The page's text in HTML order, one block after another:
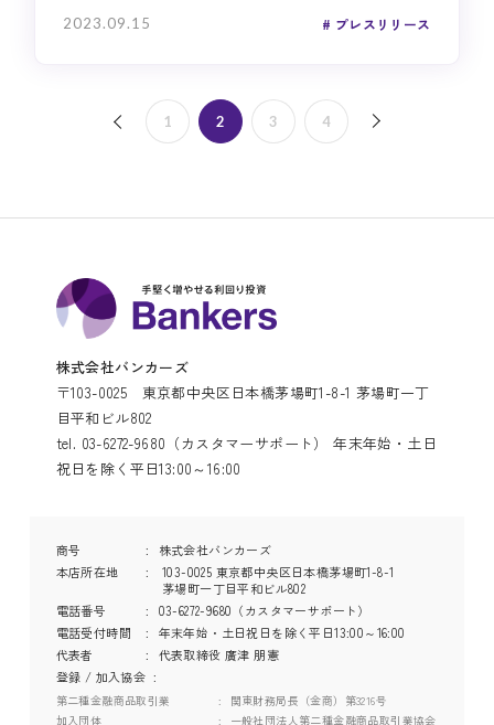
2023.09.15 プレスリリース
1 2 3 4
株式会社バンカーズ
〒103-0025 東京都中央区日本橋茅場町1-8-1 茅場町一丁
目平和ビル802
tel. 03-6272-9680（カスタマーサポート） 年末年始・土日
祝日を除く平日13:00～16:00
商号
株式会社バンカーズ
本店所在地
103-0025 東京都中央区日本橋茅場町1-8-1
茅場町一丁目平和ビル802
電話番号
03-6272-9680（カスタマーサポート）
電話受付時間
年末年始・土日祝日を除く平日13:00～16:00
代表者
代表取締役 廣津 朋憲
登録 / 加入協会
第二種金融商品取引業
関東財務局長（金商）第3216号
加入団体
一般社団法人第二種金融商品取引業協会